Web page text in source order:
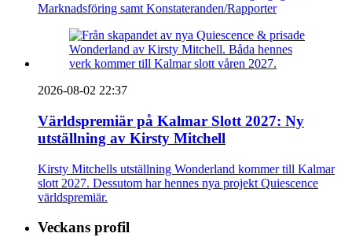
Marknadsföring samt Konstateranden/Rapporter
2026-08-02 22:37
Världspremiär på Kalmar Slott 2027: Ny
utställning av Kirsty Mitchell
Kirsty Mitchells utställning Wonderland kommer till Kalmar
slott 2027. Dessutom har hennes nya projekt Quiescence
världspremiär.
Veckans profil